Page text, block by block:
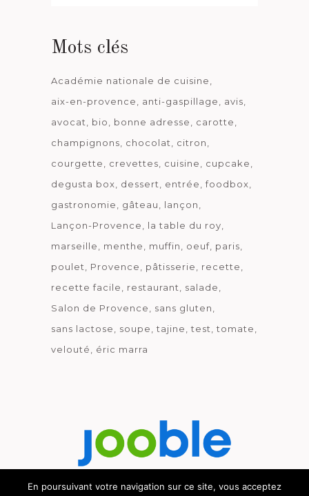
Mots clés
Académie nationale de cuisine
aix-en-provence
anti-gaspillage
avis
avocat
bio bonne adresse
carotte
champignons
chocolat
citron
courgette
crevettes cuisine
cupcake
degusta box
dessert entrée
foodbox
gastronomie
gâteau
lançon
Lançon-Provence
la table du roy
marseille
menthe muffin oeuf paris
poulet
Provence pâtisserie
recette
recette facile
restaurant
salade
Salon de Provence
sans gluten
sans lactose
soupe tajine test
tomate
velouté
éric marra
En poursuivant votre navigation sur ce site, vous acceptez